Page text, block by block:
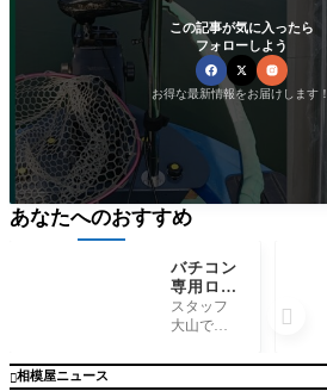
この記事が気に入ったら
フォローしよう
お得な最新情報をお届けします！
相模屋ニュース
あなたへのおすすめ
バチコン
専用ロッ
ド入荷！
ジャッカ
タクト』
スタッフ
大山で
ッカルの
